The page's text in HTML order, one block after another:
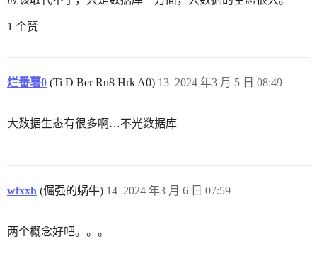
1 个赞
烂番薯0 (Ti D Ber Ru8 Hrk A0) 2024 年3 月 5 日 08:49
13
大数据生态有很多啊…不光数据库
wfxxh (倔强的蜗牛) 2024 年3 月 6 日 07:59
14
两个概念好吧。。。